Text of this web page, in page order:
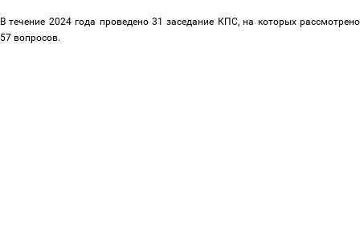
В течение 2024 года проведено 31 заседание КПС, на которых рассмотрено
57 вопросов.